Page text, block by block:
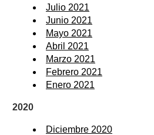
Julio 2021
Junio 2021
Mayo 2021
Abril 2021
Marzo 2021
Febrero 2021
Enero 2021
2020
Diciembre 2020